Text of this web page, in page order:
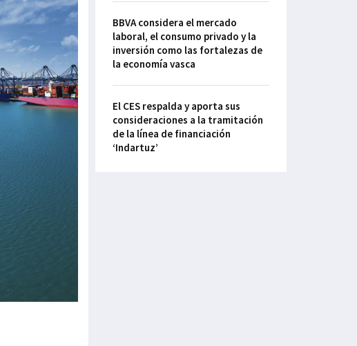
BBVA considera el mercado
laboral, el consumo privado y la
inversión como las fortalezas de
la economía vasca
El CES respalda y aporta sus
consideraciones a la tramitación
de la línea de financiación
‘Indartuz’